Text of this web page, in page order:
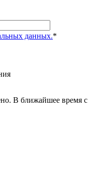
данных.*
В ближайшее время с